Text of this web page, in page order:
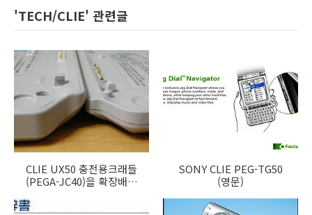
'TECH/CLIE' 관련글
CLIE UX50 충전용크래들
(PEGA-JC40)을 확장배터
SONY CLIE PEG-TG50
(영문)